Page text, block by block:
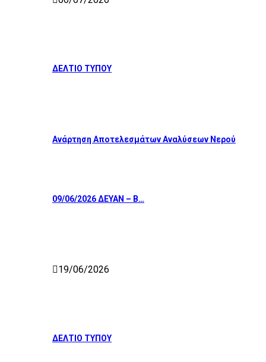
ΔΕΛΤΙΟ ΤΥΠΟΥ
Ανάρτηση Αποτελεσμάτων Αναλύσεων Νερού
09/06/2026 ΔΕΥΑΝ – Β…
19/06/2026
ΔΕΛΤΙΟ ΤΥΠΟΥ